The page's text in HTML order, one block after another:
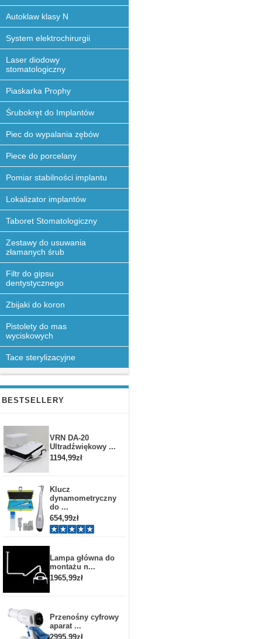
Autoklaw klasy N
System elektrochirurgii
Laser diodowy
stomatologiczny
Piaskarka Prophy
Śrubokręt do Implantów
Piec do wypalania zębów
Piece do porcelany
Pomiar stabilności implantu
Lokalizator implantów
Taboret Stomatologiczny
Zestawy do usuwania
złamanych śrub
Filtr do gipsu
dentystycznego
Zbijaki do koron
Pistolety do mas
wyciskowych
Tace sterylizacyjne
BESTSELLERY
VRN DA-20
Ultradźwiękowy ...
1194,99zł
Klucz
dynamometryczny
do ...
654,99zł
Lampa główna do
montażu n...
1965,99zł
Przenośny cyfrowy
aparat ...
2995,99zł